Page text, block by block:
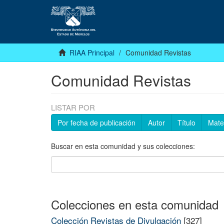
RIAA Principal Comunidad Revistas
Comunidad Revistas
LISTAR POR
Por fecha de publicación Autor Título
Buscar en esta comunidad y sus colecciones:
Colecciones en esta comunidad
Colección Revistas de Divulgación [327]